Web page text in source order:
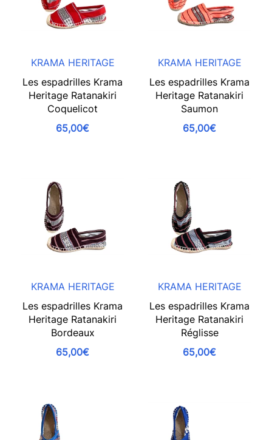
KRAMA HERITAGE
Les espadrilles Krama
Heritage Ratanakiri
Coquelicot
65,00€
KRAMA HERITAGE
Les espadrilles Krama
Heritage Ratanakiri
Saumon
65,00€
KRAMA HERITAGE
Les espadrilles Krama
Heritage Ratanakiri
Bordeaux
65,00€
KRAMA HERITAGE
Les espadrilles Krama
Heritage Ratanakiri
Réglisse
65,00€